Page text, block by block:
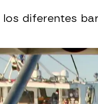
los diferentes